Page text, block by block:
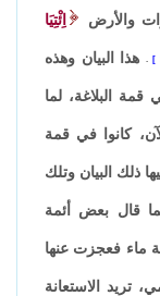
والأرض اِئْتِيَا
هذا البيان وهذه
البلاغة، لما
كانوا في قمة
ذلك البيان وتلك
قال بعض أئمة
ماء فعجزت عنها
تريد الاستعانة